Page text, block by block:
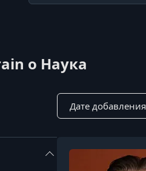
о Наука
Сортировка по: